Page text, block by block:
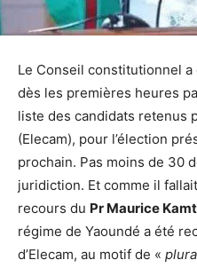
Le Conseil constitutionnel a
dès les premières heures
liste des candidats retenus
(Elecam), pour l’élection
prochain. Pas moins de 30
juridiction. Et comme il
recours du Pr Maurice
régime de Yaoundé a été
d’Elecam, au motif de «